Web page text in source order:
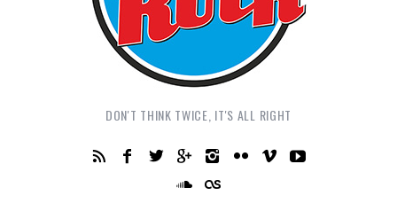
DON'T THINK TWICE, IT'S ALL RIGHT